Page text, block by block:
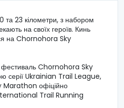
та 23 кілометри, з набором
на своїх героїв. Кинь
на Chornohora Sky
фестиваль Chornohora Sky
серії Ukrainian Trail League,
Marathon офіційно
Trail Running